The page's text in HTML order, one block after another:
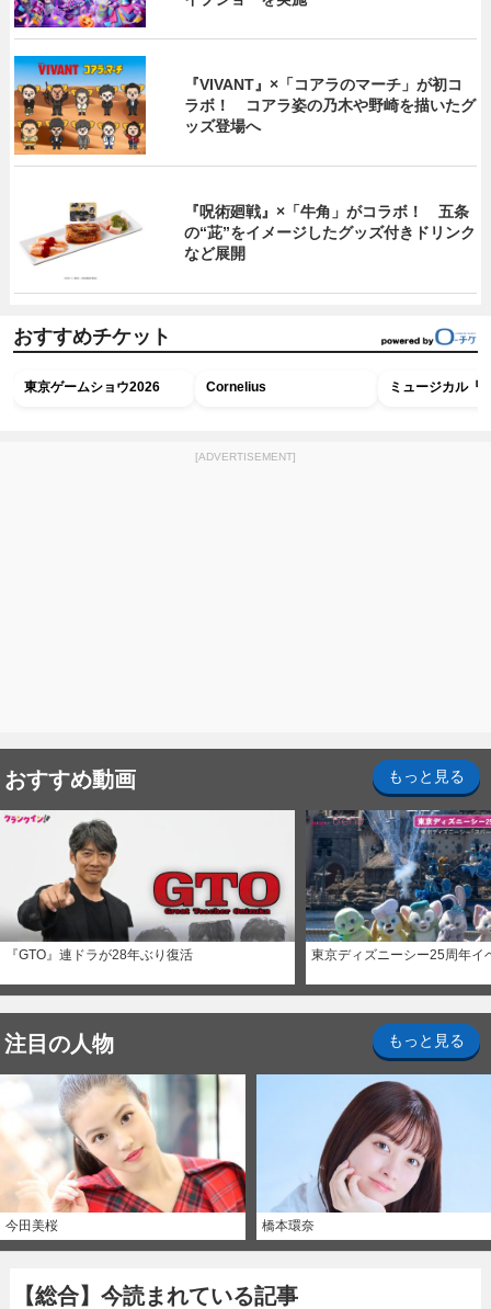
『VIVANT』×「コアラのマーチ」が初コ
ラボ！ コアラ姿の乃木や野崎を描いたグ
ッズ登場へ
『呪術廻戦』×「牛角」がコラボ！ 五条
の“茈”をイメージしたグッズ付きドリンク
など展開
おすすめチケット
東京ゲームショウ2026 Cornelius ミュージカル『
[ADVERTISEMENT]
おすすめ動画 もっと見る
『GTO』連ドラが28年ぶり復活 東京ディズニーシー25周年イ
注目の人物 もっと見る
今田美桜 橋本環奈
【総合】今読まれている記事